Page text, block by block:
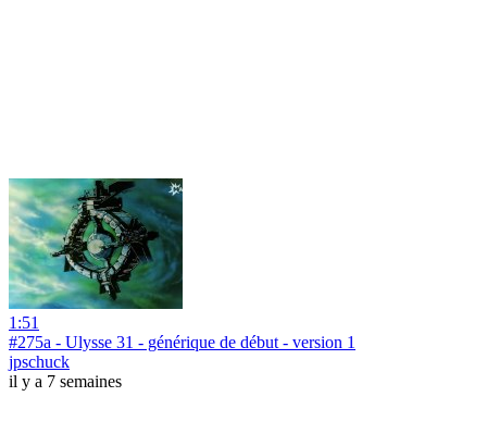
1:51
#275a - Ulysse 31 - générique de début - version 1
jpschuck
il y a 7 semaines